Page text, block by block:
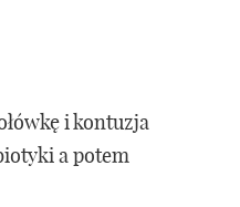
i kontuzja
a potem